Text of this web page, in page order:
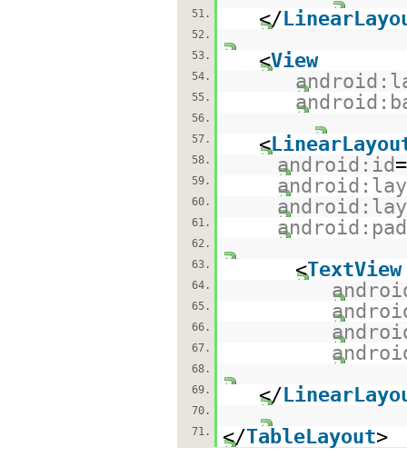
51.
</
52.
53.
<View
54.
55.
56.
57.
<
58. android:id=
59.
60.
61.
62.
63.
<TextView
64.
65.
66.
67.
68.
69.
</
70.
71.
</TableLayout>